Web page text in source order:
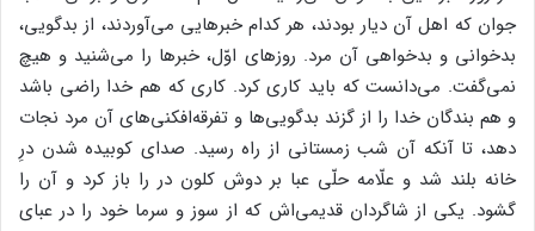
جوان که اهل آن دیار بودند، هر کدام خبرهایی می‌آوردند، از بدگویی،
بدخوانی و بدخواهی آن مرد. روزهای اوّل، خبرها را می‌شنید و هیچ
نمی‌گفت. می‌دانست که باید کاری کرد. کاری که هم خدا راضی باشد
و هم بندگان خدا را از گزند بدگویی‌ها و تفرقه‌افکنی‌های آن مرد نجات
دهد، تا آنکه آن شب زمستانی از راه رسید. صدای کوبیده شدن درِ
خانه بلند شد و علّامه حلّی عبا بر دوش کلون در را باز کرد و آن را
گشود. یکی از شاگردان قدیمی‌اش که از سوز و سرما خود را در عبای